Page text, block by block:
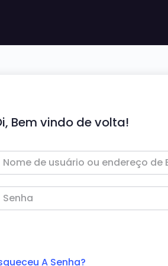
Bem vindo de volta!
A Senha?